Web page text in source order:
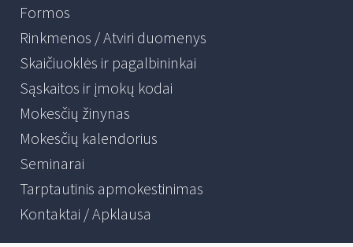
Formos
Rinkmenos / Atviri duomenys
Skaičiuoklės ir pagalbininkai
Sąskaitos ir įmokų kodai
Mokesčių žinynas
Mokesčių kalendorius
Seminarai
Tarptautinis apmokestinimas
Kontaktai / Apklausa